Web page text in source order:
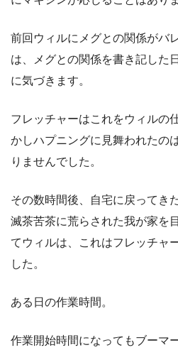
前回ウィルにメグとの関係がバ
は、メグとの関係を書き記した
に気づきます。
フレッチャーはこれをウィルの
かしハプニングに見舞われたの
りませんでした。
その数時間後、自宅に戻ってき
滅茶苦茶に荒らされた我が家を
てウィルは、これはフレッチャ
した。
ある日の作業時間。
作業開始時間になってもブーマ